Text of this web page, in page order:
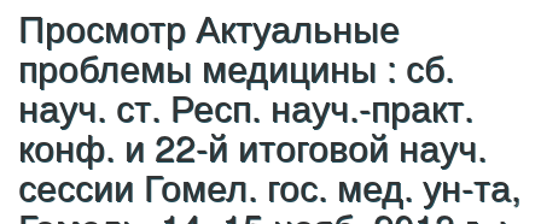
Просмотр Актуальные
проблемы медицины : сб.
науч. ст. Респ. науч.-практ.
конф. и 22-й итоговой науч.
сессии Гомел. гос. мед. ун-та,